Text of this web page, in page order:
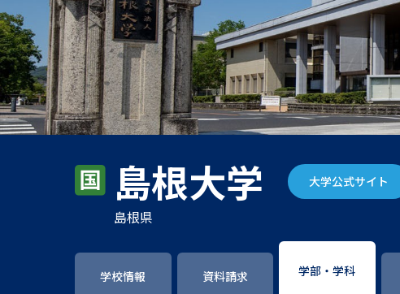
島根大学 大学公式サイト
島根県
学校情報 資料請求 学部・学科